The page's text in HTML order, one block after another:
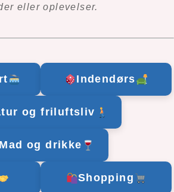
eller oplevelser.
Indendørs
og friluftsliv
Mad og drikke
Shopping